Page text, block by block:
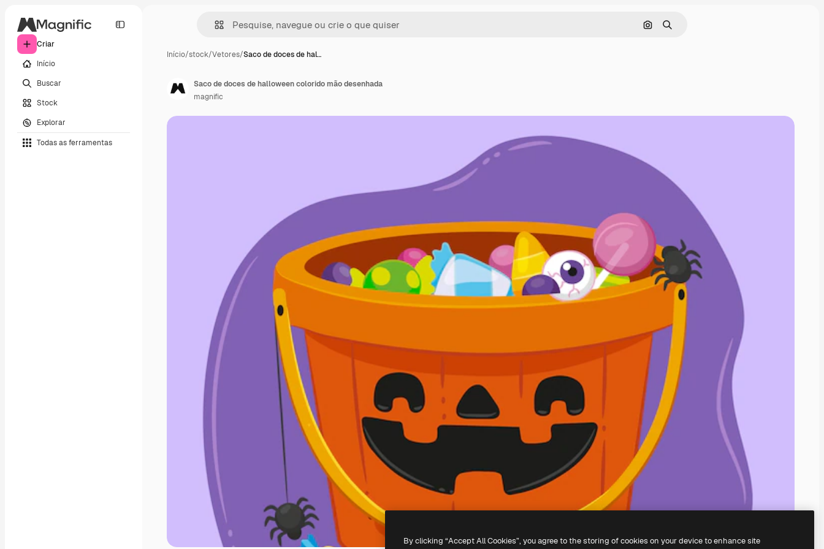
Criar
Início
Buscar
Stock
Explorar
Todas as ferramentas
Pesquisar por imagem
Buscar
Início/stock/Vetores/Saco de doces de hal…
Saco de doces de halloween colorido mão desenhada
magnific
By clicking “Accept All Cookies”, you agree to the storing of cookies on your device to enhance site